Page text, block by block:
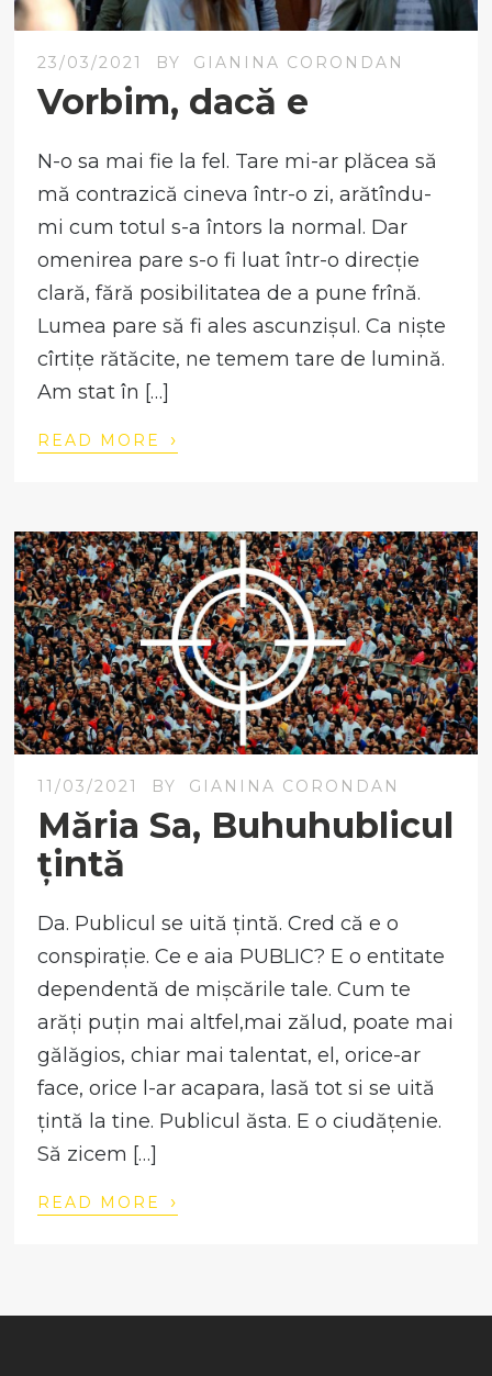
23/03/2021 BY GIANINA CORONDAN
Vorbim, dacă e
N-o sa mai fie la fel. Tare mi-ar plăcea să
mă contrazică cineva într-o zi, arătîndu-
mi cum totul s-a întors la normal. Dar
omenirea pare s-o fi luat într-o direcție
clară, fără posibilitatea de a pune frînă.
Lumea pare să fi ales ascunzișul. Ca niște
cîrtițe rătăcite, ne temem tare de lumină.
Am stat în […]
READ MORE ›
11/03/2021 BY GIANINA CORONDAN
Măria Sa, Buhuhublicul
țintă
Da. Publicul se uită țintă. Cred că e o
conspirație. Ce e aia PUBLIC? E o entitate
dependentă de mișcările tale. Cum te
arăți puțin mai altfel,mai zălud, poate mai
gălăgios, chiar mai talentat, el, orice-ar
face, orice l-ar acapara, lasă tot si se uită
țintă la tine. Publicul ăsta. E o ciudățenie.
Să zicem […]
READ MORE ›